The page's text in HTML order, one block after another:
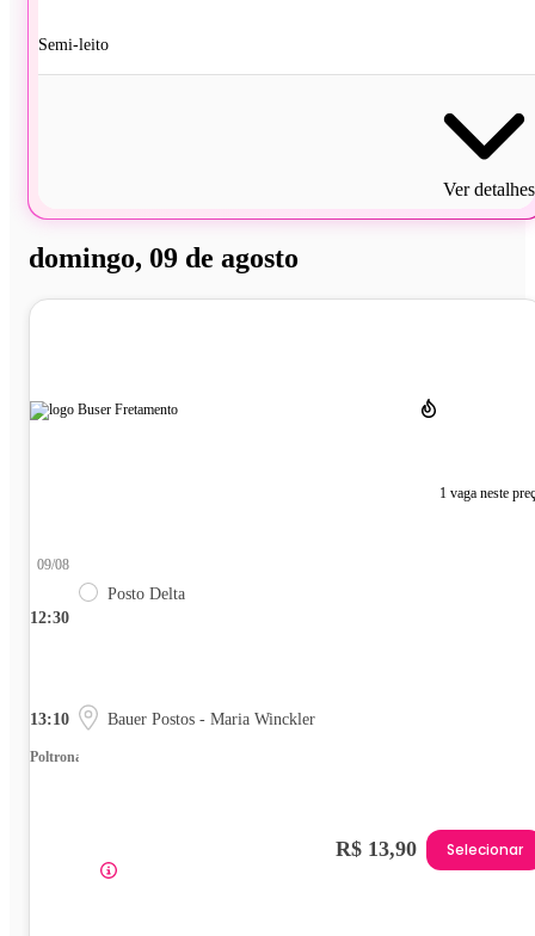
Semi-leito
Ver detalhes
domingo, 09 de agosto
1 vaga neste
12:30
09/08
Posto Delta
13:10 Bauer Postos - Maria Winckler
Poltrona
R$ 13,90 Selecionar